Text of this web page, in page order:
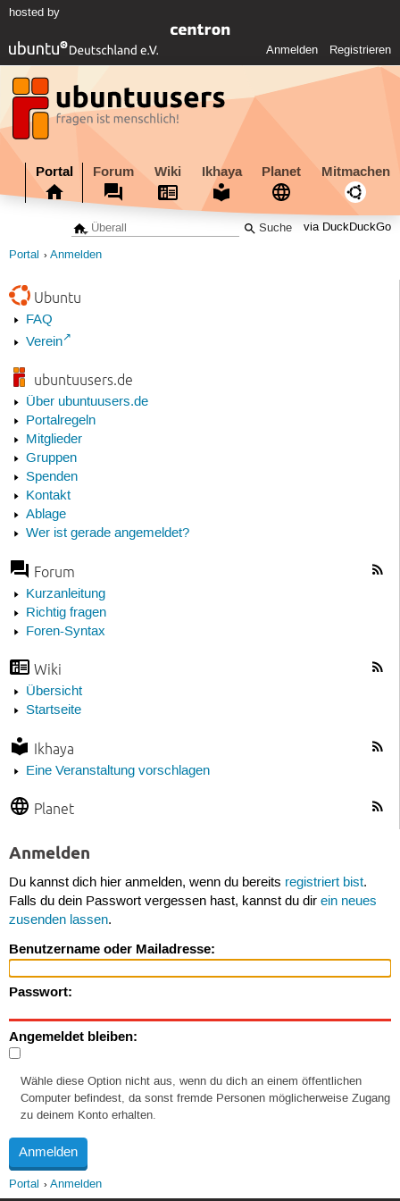
hosted by
Anmelden Registrieren
Portal Forum Wiki Ikhaya Planet Mitmachen
via DuckDuckGo
Portal Anmelden
Ubuntu
FAQ
Verein
ubuntuusers.de
Über ubuntuusers.de
Portalregeln
Mitglieder
Gruppen
Spenden
Kontakt
Ablage
Wer ist gerade angemeldet?
Forum
Kurzanleitung
Richtig fragen
Foren-Syntax
Wiki
Übersicht
Startseite
Ikhaya
Eine Veranstaltung vorschlagen
Planet
Anmelden
Du kannst dich hier anmelden, wenn du bereits registriert bist.
Falls du dein Passwort vergessen hast, kannst du dir ein neues
zusenden lassen.
Benutzername oder Mailadresse:
Passwort:
Angemeldet bleiben:
Wähle diese Option nicht aus, wenn du dich an einem öffentlichen
Computer befindest, da sonst fremde Personen möglicherweise Zugang
zu deinem Konto erhalten.
Portal Anmelden